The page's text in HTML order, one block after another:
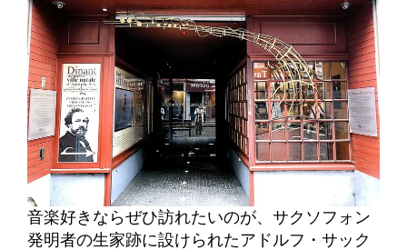
音楽好きならぜひ訪れたいのが、サクソフォン
発明者の生家跡に設けられたアドルフ・サック